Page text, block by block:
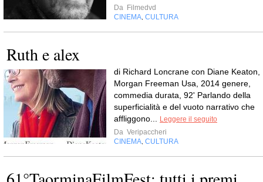
Da Filmedvd
CINEMA CULTURA
Ruth e alex
di Richard Loncrane con Diane Keaton,
Morgan Freeman Usa, 2014 genere,
commedia durata, 92' Parlando della
superficialità e del vuoto narrativo che
affliggono...
Leggere il seguito
Da Veripaccheri
CINEMA CULTURA